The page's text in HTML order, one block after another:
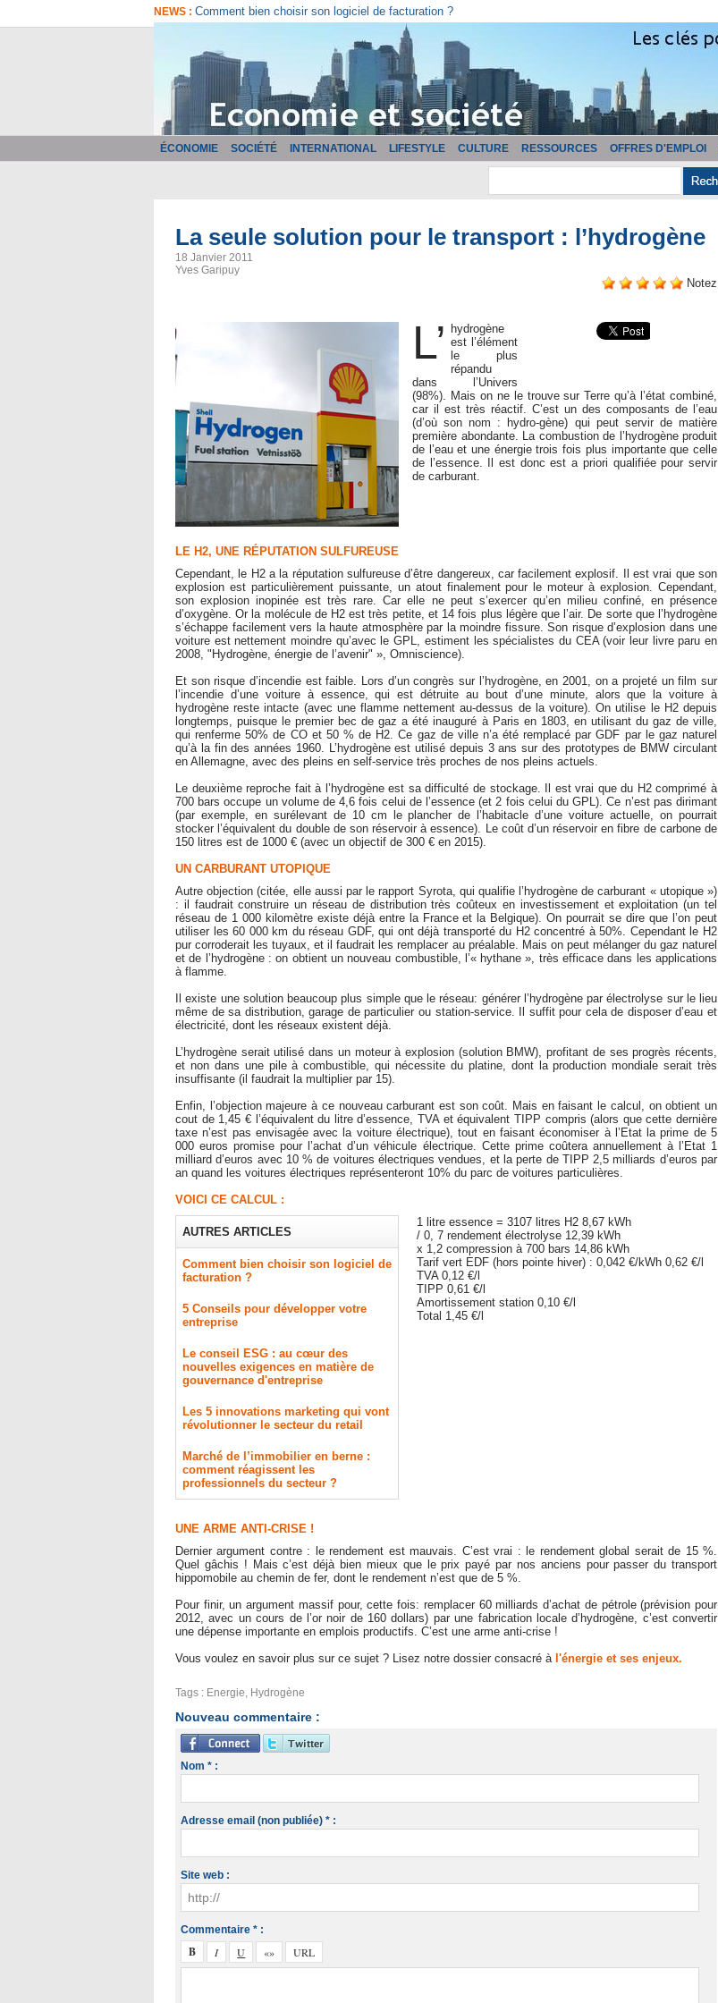
NEWS : Comment bien choisir son logiciel de facturation ?
ÉCONOMIE SOCIÉTÉ INTERNATIONAL LIFESTYLE CULTURE RESSOURCES OFFRES D'EMPLOI
La seule solution pour le transport : l’hydrogène
18 Janvier 2011
Yves Garipuy
Notez
L’
hydrogène
est l’élément
le plus
répandu
dans l’Univers
(98%). Mais on ne le trouve sur Terre qu’à l’état combiné,
car il est très réactif. C’est un des composants de l’eau
(d’où son nom : hydro-gène) qui peut servir de matière
première abondante. La combustion de l’hydrogène produit
de l’eau et une énergie trois fois plus importante que celle
de l’essence. Il est donc est a priori qualifiée pour servir
de carburant.
LE H2, UNE RÉPUTATION SULFUREUSE
Cependant, le H2 a la réputation sulfureuse d’être dangereux, car facilement explosif. Il est vrai que son
explosion est particulièrement puissante, un atout finalement pour le moteur à explosion. Cependant,
son explosion inopinée est très rare. Car elle ne peut s’exercer qu’en milieu confiné, en présence
d’oxygène. Or la molécule de H2 est très petite, et 14 fois plus légère que l’air. De sorte que l’hydrogène
s’échappe facilement vers la haute atmosphère par la moindre fissure. Son risque d’explosion dans une
voiture est nettement moindre qu’avec le GPL, estiment les spécialistes du CEA (voir leur livre paru en
2008, "Hydrogène, énergie de l’avenir" », Omniscience).
Et son risque d’incendie est faible. Lors d’un congrès sur l’hydrogène, en 2001, on a projeté un film sur
l’incendie d’une voiture à essence, qui est détruite au bout d’une minute, alors que la voiture à
hydrogène reste intacte (avec une flamme nettement au-dessus de la voiture). On utilise le H2 depuis
longtemps, puisque le premier bec de gaz a été inauguré à Paris en 1803, en utilisant du gaz de ville,
qui renferme 50% de CO et 50 % de H2. Ce gaz de ville n’a été remplacé par GDF par le gaz naturel
qu’à la fin des années 1960. L’hydrogène est utilisé depuis 3 ans sur des prototypes de BMW circulant
en Allemagne, avec des pleins en self-service très proches de nos pleins actuels.
Le deuxième reproche fait à l’hydrogène est sa difficulté de stockage. Il est vrai que du H2 comprimé à
700 bars occupe un volume de 4,6 fois celui de l’essence (et 2 fois celui du GPL). Ce n’est pas dirimant
(par exemple, en surélevant de 10 cm le plancher de l’habitacle d’une voiture actuelle, on pourrait
stocker l’équivalent du double de son réservoir à essence). Le coût d’un réservoir en fibre de carbone de
150 litres est de 1000 € (avec un objectif de 300 € en 2015).
UN CARBURANT UTOPIQUE
Autre objection (citée, elle aussi par le rapport Syrota, qui qualifie l’hydrogène de carburant « utopique »)
: il faudrait construire un réseau de distribution très coûteux en investissement et exploitation (un tel
réseau de 1 000 kilomètre existe déjà entre la France et la Belgique). On pourrait se dire que l’on peut
utiliser les 60 000 km du réseau GDF, qui ont déjà transporté du H2 concentré à 50%. Cependant le H2
pur corroderait les tuyaux, et il faudrait les remplacer au préalable. Mais on peut mélanger du gaz naturel
et de l’hydrogène : on obtient un nouveau combustible, l’« hythane », très efficace dans les applications
à flamme.
Il existe une solution beaucoup plus simple que le réseau: générer l’hydrogène par électrolyse sur le lieu
même de sa distribution, garage de particulier ou station-service. Il suffit pour cela de disposer d’eau et
électricité, dont les réseaux existent déjà.
L’hydrogène serait utilisé dans un moteur à explosion (solution BMW), profitant de ses progrès récents,
et non dans une pile à combustible, qui nécessite du platine, dont la production mondiale serait très
insuffisante (il faudrait la multiplier par 15).
Enfin, l’objection majeure à ce nouveau carburant est son coût. Mais en faisant le calcul, on obtient un
cout de 1,45 € l’équivalent du litre d’essence, TVA et équivalent TIPP compris (alors que cette dernière
taxe n’est pas envisagée avec la voiture électrique), tout en faisant économiser à l’Etat la prime de 5
000 euros promise pour l’achat d’un véhicule électrique. Cette prime coûtera annuellement à l’Etat 1
milliard d’euros avec 10 % de voitures électriques vendues, et la perte de TIPP 2,5 milliards d’euros par
an quand les voitures électriques représenteront 10% du parc de voitures particulières.
VOICI CE CALCUL :
AUTRES ARTICLES
Comment bien choisir son logiciel de
facturation ?
5 Conseils pour développer votre
entreprise
Le conseil ESG : au cœur des
nouvelles exigences en matière de
gouvernance d'entreprise
Les 5 innovations marketing qui vont
révolutionner le secteur du retail
Marché de l’immobilier en berne :
comment réagissent les
professionnels du secteur ?
1 litre essence = 3107 litres H2 8,67 kWh
/ 0, 7 rendement électrolyse 12,39 kWh
x 1,2 compression à 700 bars 14,86 kWh
Tarif vert EDF (hors pointe hiver) : 0,042 €/kWh 0,62 €/l
TVA 0,12 €/l
TIPP 0,61 €/l
Amortissement station 0,10 €/l
Total 1,45 €/l
UNE ARME ANTI-CRISE !
Dernier argument contre : le rendement est mauvais. C’est vrai : le rendement global serait de 15 %.
Quel gâchis ! Mais c’est déjà bien mieux que le prix payé par nos anciens pour passer du transport
hippomobile au chemin de fer, dont le rendement n’est que de 5 %.
Pour finir, un argument massif pour, cette fois: remplacer 60 milliards d’achat de pétrole (prévision pour
2012, avec un cours de l’or noir de 160 dollars) par une fabrication locale d’hydrogène, c’est convertir
une dépense importante en emplois productifs. C’est une arme anti-crise !
Vous voulez en savoir plus sur ce sujet ? Lisez notre dossier consacré à l'énergie et ses enjeux.
Tags : Energie, Hydrogène
Nouveau commentaire :
Nom * :
Adresse email (non publiée) * :
Site web :
Commentaire * :